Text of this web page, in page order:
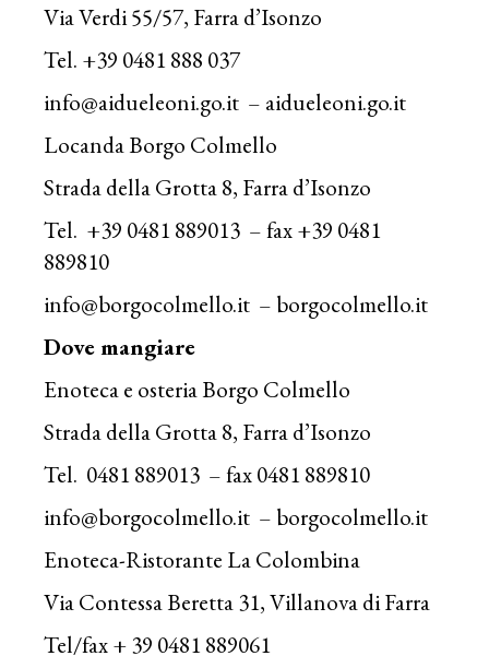
Via Verdi 55/57, Farra d’Isonzo
Tel. +39 0481 888 037
info@aidueleoni.go.it – aidueleoni.go.it
Locanda Borgo Colmello
Strada della Grotta 8, Farra d’Isonzo
Tel. +39 0481 889013 – fax +39 0481
889810
info@borgocolmello.it – borgocolmello.it
Dove mangiare
Enoteca e osteria Borgo Colmello
Strada della Grotta 8, Farra d’Isonzo
Tel. 0481 889013 – fax 0481 889810
info@borgocolmello.it – borgocolmello.it
Enoteca-Ristorante La Colombina
Via Contessa Beretta 31, Villanova di Farra
Tel/fax + 39 0481 889061